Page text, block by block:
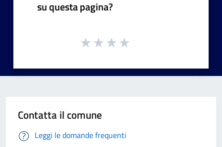
su questa pagina?
Contatta il comune
Leggi le domande frequenti